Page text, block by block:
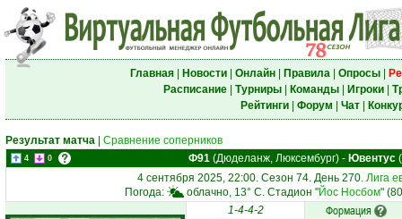
Главная| Новости| Онлайн| Правила| Опросы|
Расписание| Турниры| Команды| Игроки|
Рейтинги| Форум Чат|
Результат матча Сравнение соперников
4 0 Ф91 (Дюделанж, Люксембург) - Ювентус
4 сентября 2025, 22:00. Сезон 74. День 270. Лига
Погода:
облачно, 13° C. Стадион "Йос Носбом"
1-4-4-2 Формация